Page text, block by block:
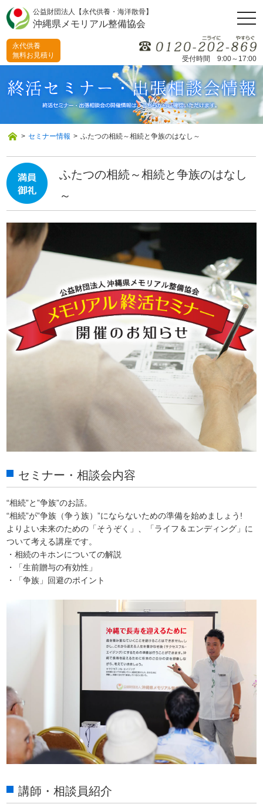
公益財団法人【永代供養・海洋散骨】
沖縄県メモリアル整備協会
受付時間 9:00～17:00
永代供養
無料お見積り
> セミナー情報 > ふたつの相続～相続と争族のはなし～
ふたつの相続～相続と争族のはなし
～
セミナー・相談会内容
“相続”と”争族”のお話。
“相続”が”争族（争う族）”にならないための準備を始めましょう!
よりよい未来のための「そうぞく」、「ライフ＆エンディング」に
ついて考える講座です。
・相続のキホンについての解説
・「生前贈与の有効性」
・「争族」回避のポイント
講師・相談員紹介